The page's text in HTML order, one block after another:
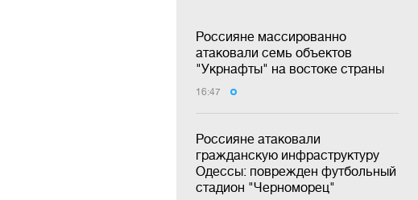
Россияне массированно
атаковали семь объектов
"Укрнафты" на востоке страны
16:47
Россияне атаковали
гражданскую инфраструктуру
Одессы: поврежден футбольный
стадион "Черноморец"